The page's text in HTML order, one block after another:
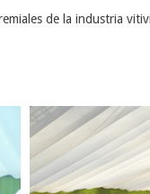
de la industria